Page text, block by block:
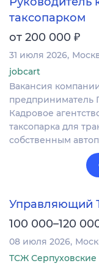
таксопарком
от 200 000 ₽
31 июля 2026
jobcart
Вакансия
предприниматель
Кадровое
таксопарка для
собственным
Управляющий
100 000–120
08 июля 2026
ТСЖ Серпуховские